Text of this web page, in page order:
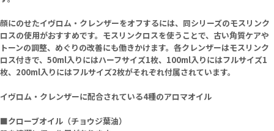
顔にのせたイヴロム・クレンザーをオフするには、同シリーズのモスリンク
ロスの使用がおすすめです。モスリンクロスを使うことで、古い角質ケアや
トーンの調整、めぐりの改善にも働きかけます。各クレンザーはモスリンク
ロス付きで、50ml入りにはハーフサイズ1枚、100ml入りにはフルサイズ1
枚、200ml入りにはフルサイズ2枚がそれぞれ付属されています。
イヴロム・クレンザーに配合されている4種のアロマオイル
■クローブオイル（チョウジ葉油）